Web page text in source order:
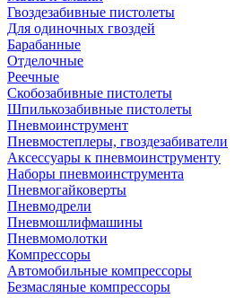
Гвоздезабивные пистолеты
Для одиночных гвоздей
Барабанные
Отделочные
Реечные
Скобозабивные пистолеты
Шпилькозабивные пистолеты
Пневмоинструмент
Пневмостеплеры, гвоздезабиватели
Аксессуары к пневмоинструменту
Наборы пневмоинструмента
Пневмогайковерты
Пневмодрели
Пневмошлифмашины
Пневмомолотки
Компрессоры
Автомобильные компрессоры
Безмасляные компрессоры